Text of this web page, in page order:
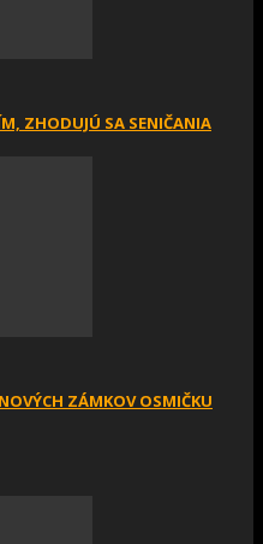
ZHODUJÚ SA SENIČANIA
ZÁMKOV OSMIČKU